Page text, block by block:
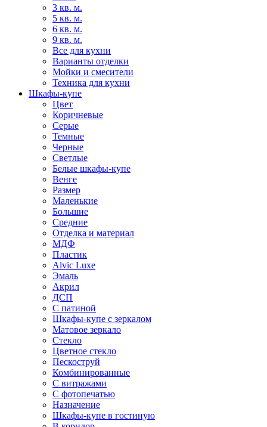
3 кв. м.
5 кв. м.
6 кв. м.
9 кв. м.
Все для кухни
Варианты отделки
Мойки и смесители
Техника для кухни
Шкафы-купе
Цвет
Коричневые
Серые
Темные
Черные
Светлые
Белые шкафы-купе
Венге
Размер
Маленькие
Большие
Средние
Отделка и материал
МДФ
Пластик
Alvic Luxe
Эмаль
Акрил
ДСП
С патиной
Шкафы-купе с зеркалом
Матовое зеркало
Стекло
Цветное стекло
Пескоструй
Комбинированные
С витражами
С фотопечатью
Назначение
Шкафы-купе в гостиную